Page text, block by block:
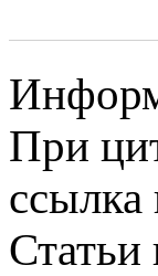
При
ссылка
Статьи